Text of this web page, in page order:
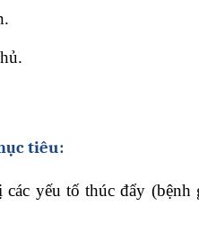
tiêu:
các yếu tố thúc đẩy (bệnh